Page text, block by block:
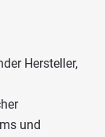
Hersteller,
und